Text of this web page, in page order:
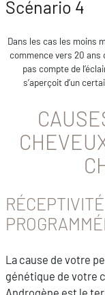
Scénario 4
Dans les cas les moins
commence vers 20 ans
pas compte de
s’aperçoit d’un
La cause de votre
génétique de votre